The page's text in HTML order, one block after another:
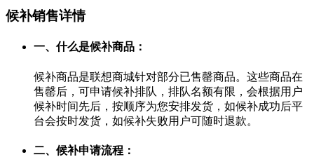
候补销售详情
一、什么是候补商品：
候补商品是联想商城针对部分已售罄商品。这些商品在
售罄后，可申请候补排队，排队名额有限，会根据用户
候补时间先后，按顺序为您安排发货，如候补成功后平
台会按时发货，如候补失败用户可随时退款。
二、候补申请流程：